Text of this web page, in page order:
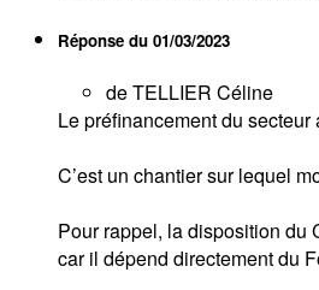
Réponse du 01/03/2023
de TELLIER Céline
Le préfinancement du
C’est un chantier sur lequel
Pour rappel, la disposition du
car il dépend directement du